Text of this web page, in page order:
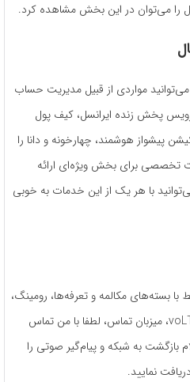
را می‌توان در این بخش مشاهده کرد.
مواردی از قبیل مدیریت حساب
سرویس پخش زنده ایرانسل، کیف پول
پیشواز هوشمند، چهارخونه و دانا را
تخصصی برای بخش ویژه‌ای ارائه
با هر یک از این خدمات به خوبی
بسته‌های مکالمه و تعرفه‌ها، رومینگ،
ارتباط بین المللی، تماس از طریق voLTE، میزبان تماس، لطفا با من تماس
بازگشت به شبکه و پیام‌گیر صوتی را
نمایید.